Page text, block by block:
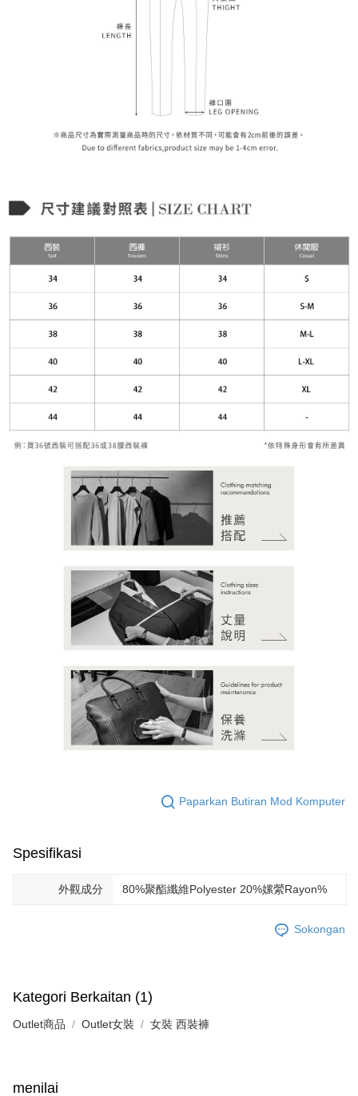
Paparkan Butiran Mod Komputer
Spesifikasi
外觀成分 80%聚酯纖維Polyester 20%嫘縈Rayon%
Sokongan
Kategori Berkaitan (1)
Outlet商品 Outlet女裝 女裝 西裝褲
menilai